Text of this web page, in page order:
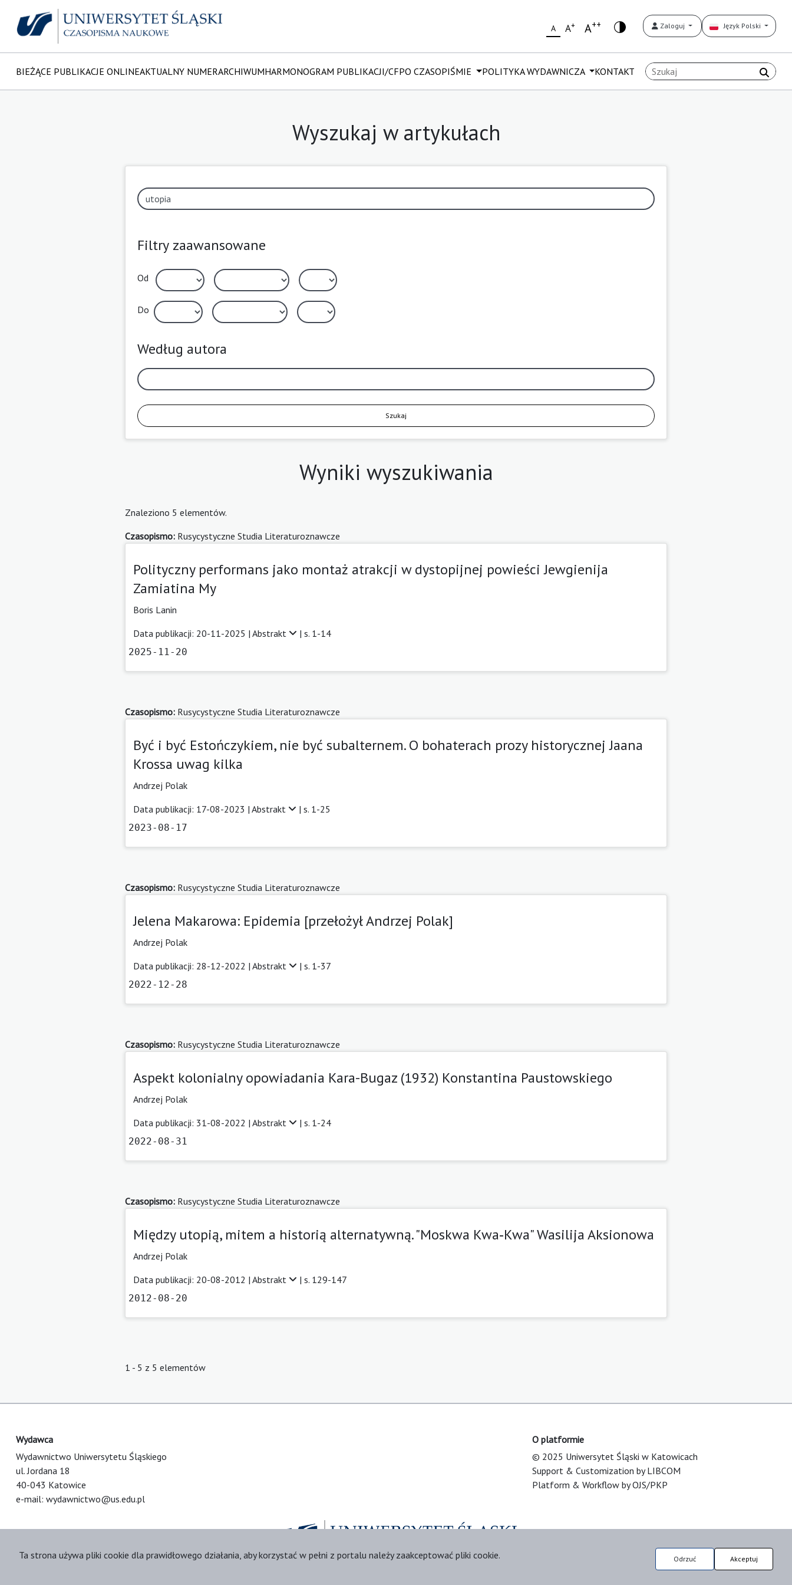
A A+ A++ Zaloguj Język Polski
BIEŻĄCE PUBLIKACJE ONLINEAKTUALNY NUMERARCHIWUMHARMONOGRAM PUBLIKACJI/CFPO CZASOPIŚMIE POLITYKA WYDAWNICZA KONTAKT
Wyszukaj w artykułach
Filtry zaawansowane
Od
Do
Według autora
Szukaj
Wyniki wyszukiwania
Znaleziono 5 elementów.
Czasopismo: Rusycystyczne Studia Literaturoznawcze
Polityczny performans jako montaż atrakcji w dystopijnej powieści Jewgienija
Zamiatina My
Boris Lanin
Data publikacji: 20-11-2025 | Abstrakt | s. 1-14
2025-11-20
Czasopismo: Rusycystyczne Studia Literaturoznawcze
Być i być Estończykiem, nie być subalternem. O bohaterach prozy historycznej Jaana
Krossa uwag kilka
Andrzej Polak
Data publikacji: 17-08-2023 | Abstrakt | s. 1-25
2023-08-17
Czasopismo: Rusycystyczne Studia Literaturoznawcze
Jelena Makarowa: Epidemia [przełożył Andrzej Polak]
Andrzej Polak
Data publikacji: 28-12-2022 | Abstrakt | s. 1-37
2022-12-28
Czasopismo: Rusycystyczne Studia Literaturoznawcze
Aspekt kolonialny opowiadania Kara-Bugaz (1932) Konstantina Paustowskiego
Andrzej Polak
Data publikacji: 31-08-2022 | Abstrakt | s. 1-24
2022-08-31
Czasopismo: Rusycystyczne Studia Literaturoznawcze
Między utopią, mitem a historią alternatywną. "Moskwa Kwa‑Kwa" Wasilija Aksionowa
Andrzej Polak
Data publikacji: 20-08-2012 | Abstrakt | s. 129-147
2012-08-20
1 - 5 z 5 elementów
Wydawca
Wydawnictwo Uniwersytetu Śląskiego
ul. Jordana 18
40-043 Katowice
e-mail: wydawnictwo@us.edu.pl
O platformie
© 2025 Uniwersytet Śląski w Katowicach
Support & Customization by LIBCOM
Platform & Workflow by OJS/PKP
Ta strona używa pliki cookie dla prawidłowego działania, aby korzystać w pełni z portalu należy zaakceptować pliki cookie. Odrzuć Akceptuj